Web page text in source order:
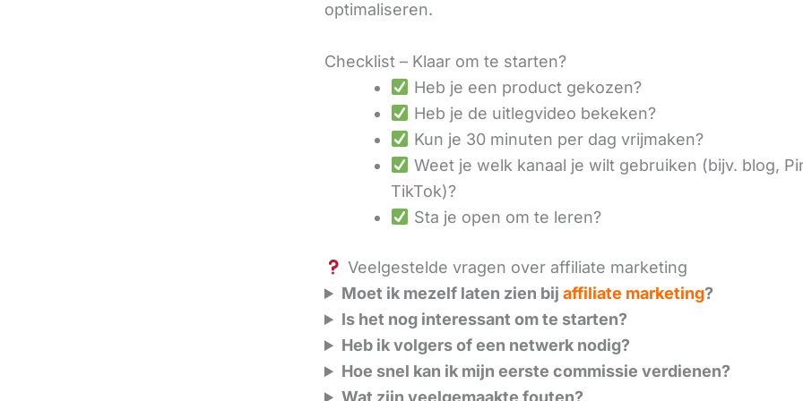
optimaliseren.
Checklist – Klaar om te starten?
Heb je een product gekozen?
Heb je de uitlegvideo bekeken?
Kun je 30 minuten per dag vrijmaken?
Weet je welk kanaal je wilt gebruiken (bijv. blog,
TikTok)?
Sta je open om te leren?
Veelgestelde vragen over affiliate marketing
Moet ik mezelf laten zien bijaffiliate marketing?
Is het nog interessant om te starten?
Heb ik volgers of een netwerk nodig?
Hoe snel kan ik mijn eerste commissie verdienen?
Wat zijn veelgemaakte fouten?